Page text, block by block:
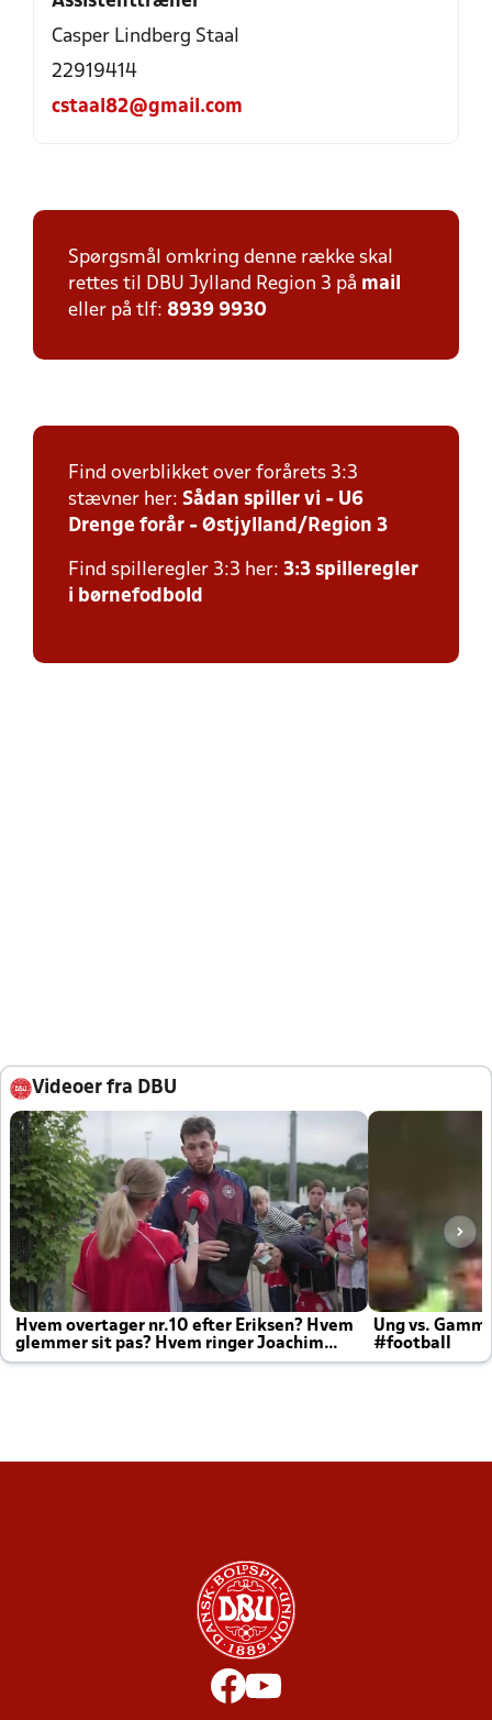
Casper Lindberg Staal
22919414
cstaal82@gmail.com
Spørgsmål omkring denne række skal
rettes til DBU Jylland Region 3 på mail
eller på tlf: 8939 9930
Find overblikket over forårets 3:3
stævner her: Sådan spiller vi - U6
Drenge forår - Østjylland/Region 3
Find spilleregler 3:3 her: 3:3 spilleregler
i børnefodbold
Videoer fra DBU
Hvem overtager nr.10 efter Eriksen? Hvem
glemmer sit pas? Hvem ringer Joachim
altid til efter kampe?
Ung vs.
#football